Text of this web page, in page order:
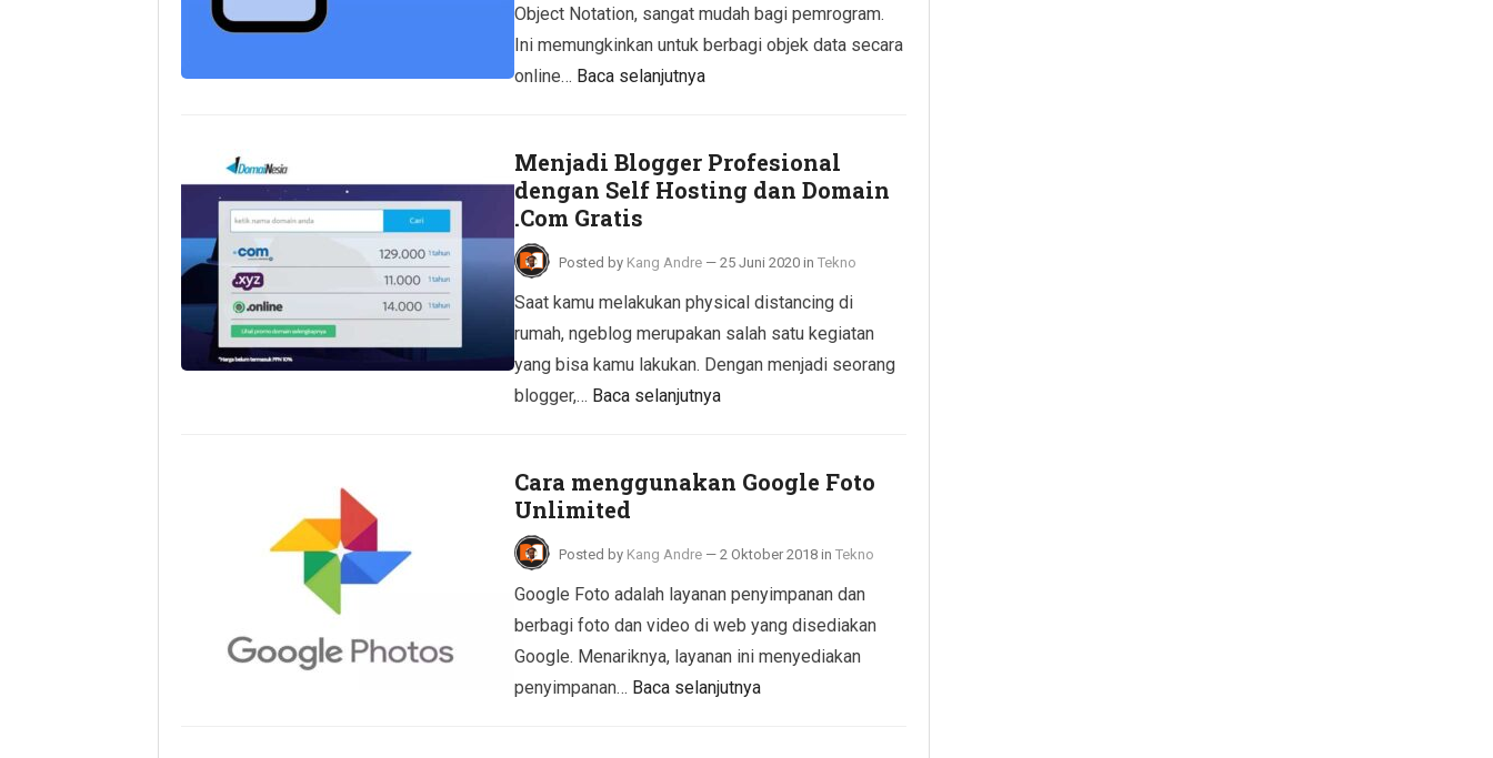
Object Notation, sangat mudah bagi pemrogram.
Ini memungkinkan untuk berbagi objek data secara
online… Baca selanjutnya
Menjadi Blogger Profesional
dengan Self Hosting dan Domain
.Com Gratis
Posted by Kang Andre — 25 Juni 2020 in Tekno
Saat kamu melakukan physical distancing di
rumah, ngeblog merupakan salah satu kegiatan
yang bisa kamu lakukan. Dengan menjadi seorang
blogger,… Baca selanjutnya
Cara menggunakan Google Foto
Unlimited
Posted by Kang Andre — 2 Oktober 2018 in Tekno
Google Foto adalah layanan penyimpanan dan
berbagi foto dan video di web yang disediakan
Google. Menariknya, layanan ini menyediakan
penyimpanan… Baca selanjutnya